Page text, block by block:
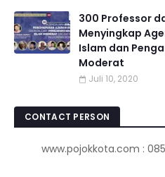
300 Professor
Menyingkap
Islam dan
Moderat
Juli 10, 2020
CONTACT PERSON
www.pojokkota.com :